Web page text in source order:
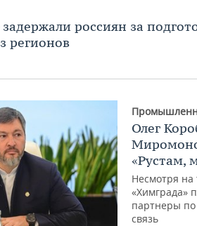
россиян за
регионов
Олег
«Рустам,
Несмотря
«Химграда»
партнеры
связь